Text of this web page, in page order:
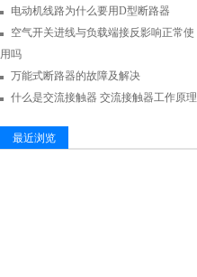
电动机线路为什么要用D型断路器
空气开关进线与负载端接反影响正常使
用吗
万能式断路器的故障及解决
什么是交流接触器 交流接触器工作原理
最近浏览